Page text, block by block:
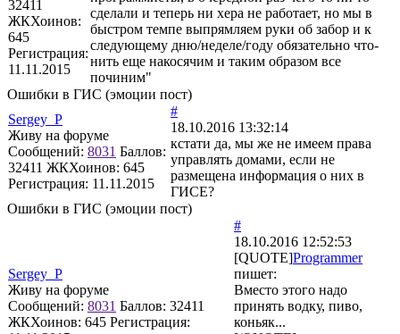
32411
ЖКХоинов:
645
Регистрация:
11.11.2015
сделали и теперь ни хера не работает, но мы в
быстром темпе выпрямляем руки об забор и к
следующему дню/неделе/году обязательно что-
нить еще накосячим и таким образом все
починим"
Ошибки в ГИС (эмоции пост)
Sergey_P
Живу на форуме
Сообщений: 8031 Баллов:
32411 ЖКХоинов: 645
Регистрация: 11.11.2015
#
18.10.2016 13:32:14
кстати да, мы же не имеем права
управлять домами, если не
размещена информация о них в
ГИСЕ?
Ошибки в ГИС (эмоции пост)
Sergey_P
Живу на форуме
Сообщений: 8031 Баллов: 32411
ЖКХоинов: 645 Регистрация:
#
18.10.2016 12:52:53
[QUOTE]Programmer
пишет:
Вместо этого надо
принять водку, пиво,
коньяк...